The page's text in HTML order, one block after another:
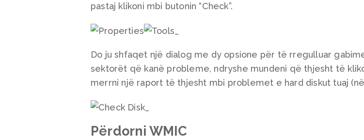
pastaj klikoni mbi butonin “Check”.
Do ju shfaqet një dialog me dy opsione për të rregulluar
sektorët që kanë probleme, ndryshe mundeni që thjesht të
merrni një raport të thjesht mbi problemet e hard diskut tuaj
Përdorni WMIC